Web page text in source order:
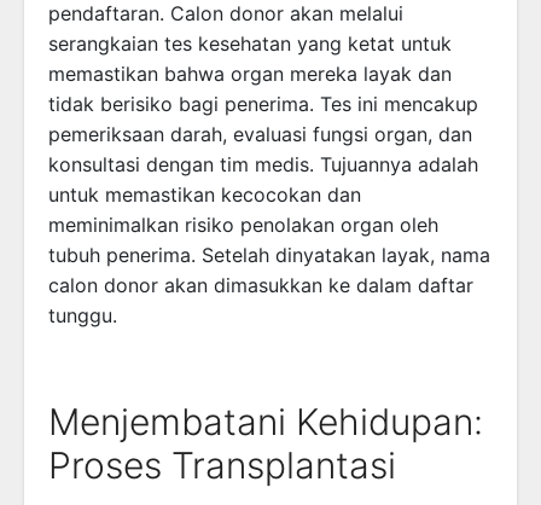
pendaftaran. Calon donor akan melalui
serangkaian tes kesehatan yang ketat untuk
memastikan bahwa organ mereka layak dan
tidak berisiko bagi penerima. Tes ini mencakup
pemeriksaan darah, evaluasi fungsi organ, dan
konsultasi dengan tim medis. Tujuannya adalah
untuk memastikan kecocokan dan
meminimalkan risiko penolakan organ oleh
tubuh penerima. Setelah dinyatakan layak, nama
calon donor akan dimasukkan ke dalam daftar
tunggu.
Menjembatani Kehidupan:
Proses Transplantasi